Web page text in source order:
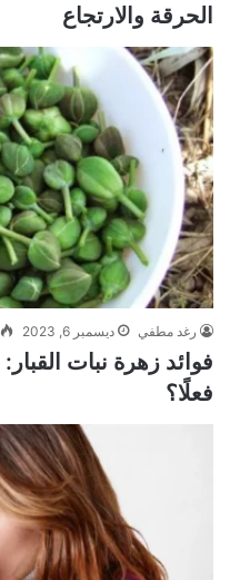
الحرقة والارتجاع
رغد مطفي ديسمبر 6, 2023
فوائد زهرة نبات
فعلًا؟